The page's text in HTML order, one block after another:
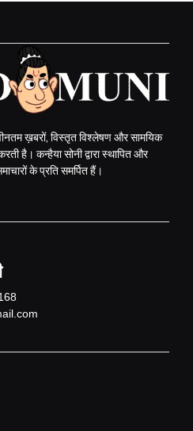
ख़बरों, विस्तृत विश्लेषण और सामयिक
है। कन्हैया सोनी द्वारा स्थापित और
के प्रति समर्पित हैं।